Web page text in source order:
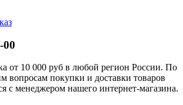
00
от 10 000 руб в любой регион России. По
вопросам покупки и доставки товаров
с менеджером нашего интернет-магазина.